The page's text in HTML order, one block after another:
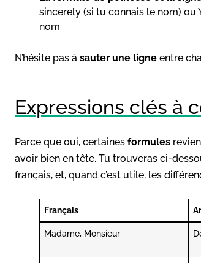
sincerely (si tu connais le nom) ou
nom
N’hésite pas à sauter une ligne entre
Expressions clés à
Parce que oui, certaines formules
avoir bien en tête. Tu trouveras ci-
français, et, quand c’est utile, les
Français
Madame, Monsieur